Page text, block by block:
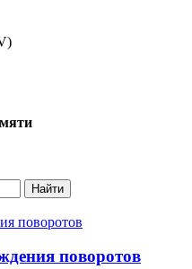
Найти
поворотов